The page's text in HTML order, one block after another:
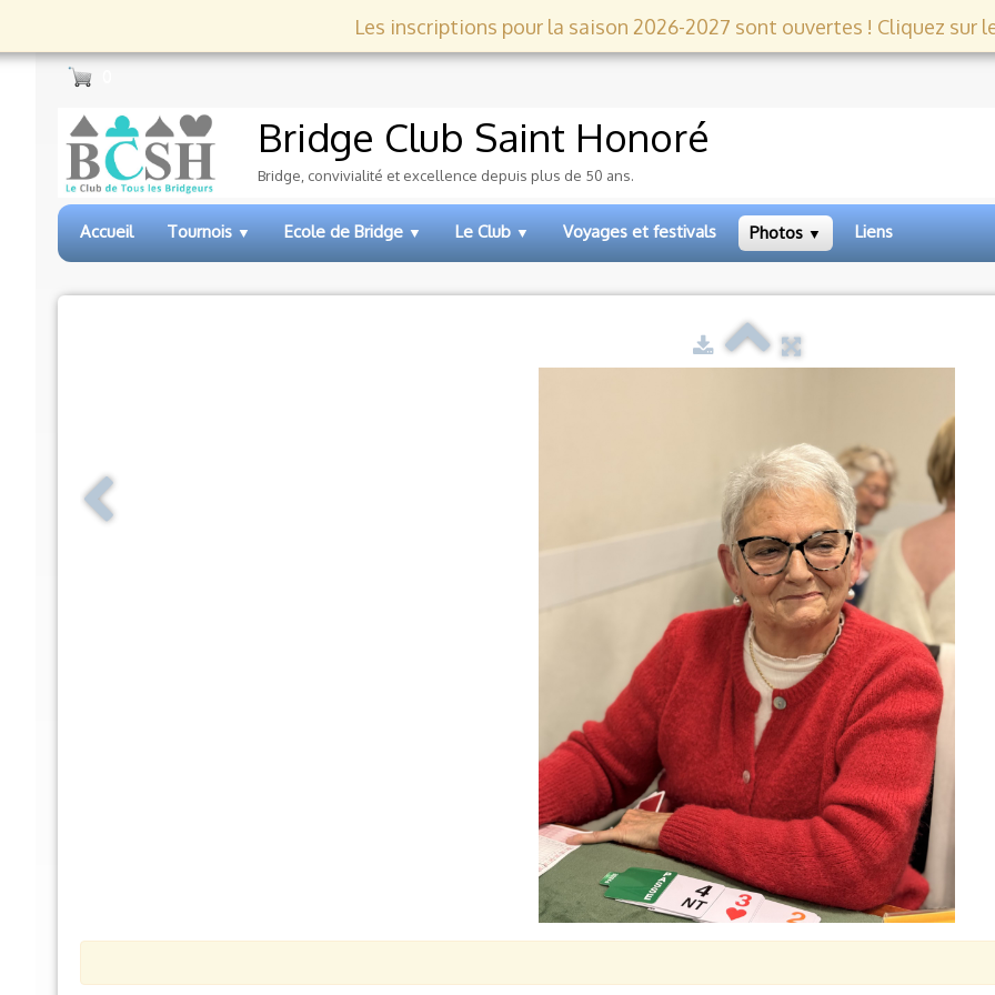
Les inscriptions pour la saison 2026-2027 sont ouvertes ! Cliquez sur le
Bridge Club Saint Honoré
Bridge, convivialité et excellence depuis plus de 50 ans.
Accueil Tournois ▼ Ecole de Bridge ▼ Le Club ▼ Voyages et festivals Photos ▼ Liens